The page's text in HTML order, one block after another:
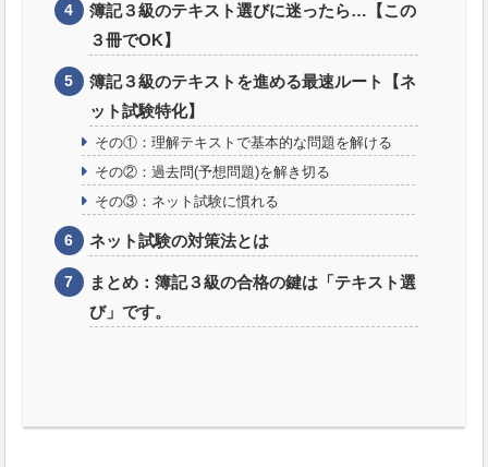
簿記３級のテキスト選びに迷ったら…【この
３冊でOK】
簿記３級のテキストを進める最速ルート【ネ
ット試験特化】
その①：理解テキストで基本的な問題を解ける
その②：過去問(予想問題)を解き切る
その③：ネット試験に慣れる
ネット試験の対策法とは
まとめ：簿記３級の合格の鍵は「テキスト選
び」です。